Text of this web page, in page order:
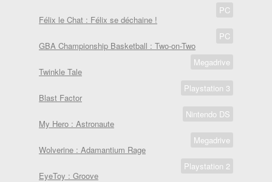
PC
Félix le Chat : Félix se déchaine !
PC
GBA Championship Basketball : Two-on-Two
Megadrive
Twinkle Tale
Playstation 3
Blast Factor
Nintendo DS
My Hero : Astronaute
Megadrive
Wolverine : Adamantium Rage
Playstation 2
EyeToy : Groove